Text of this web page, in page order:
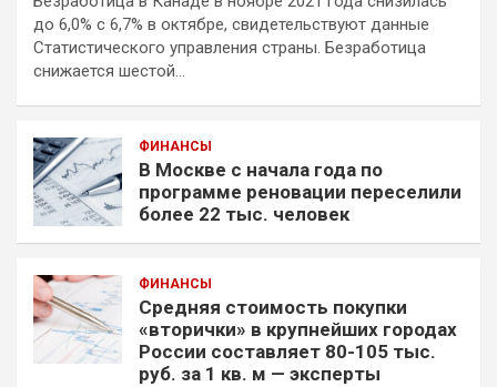
до 6,0% с 6,7% в октябре, свидетельствуют данные
Статистического управления страны. Безработица
снижается шестой…
ФИНАНСЫ
В Москве с начала года по
программе реновации переселили
более 22 тыс. человек
ФИНАНСЫ
Средняя стоимость покупки
«вторички» в крупнейших городах
России составляет 80-105 тыс.
руб. за 1 кв. м — эксперты